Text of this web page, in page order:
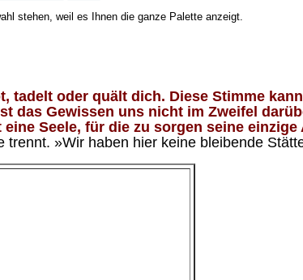
stehen, weil es Ihnen die ganze Palette anzeigt.
tadelt oder quält dich. Diese Stimme
das Gewissen uns nicht im Zweifel
Seele, für die zu sorgen seine
»Wir haben hier keine bleibende